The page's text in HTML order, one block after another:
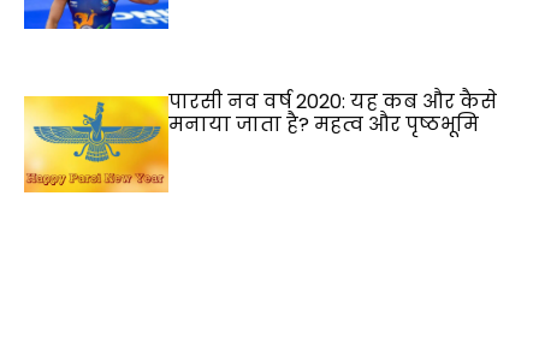
पारसी नव वर्ष 2020: यह कब और कैसे
मनाया जाता है? महत्व और पृष्ठभूमि